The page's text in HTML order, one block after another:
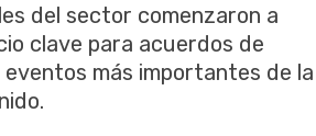
del sector comenzaron a
clave para acuerdos de
más importantes de la